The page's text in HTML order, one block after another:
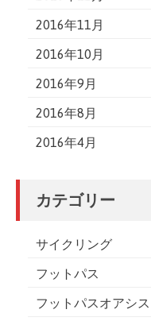
2016年11月
2016年10月
2016年9月
2016年8月
2016年4月
カテゴリー
サイクリング
フットパス
フットパスオアシス